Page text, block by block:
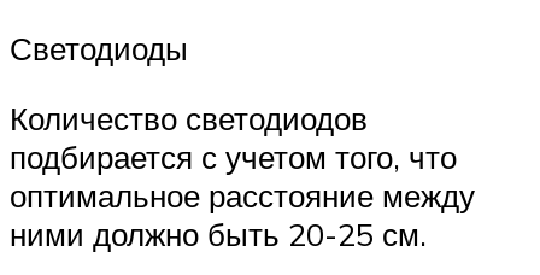
Светодиоды
Количество светодиодов
подбирается с учетом того, что
оптимальное расстояние между
ними должно быть 20-25 см.